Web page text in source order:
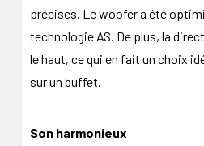
précises. Le woofer a été
technologie AS. De plus, la
le haut, ce qui en fait un choix
sur un buffet.
Son harmonieux